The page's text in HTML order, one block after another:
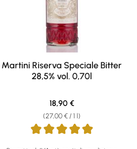
Martini Riserva Speciale Bitter
28,5% vol. 0,70l
(27,00 € / 1 l)
Regular price:
18,90 €